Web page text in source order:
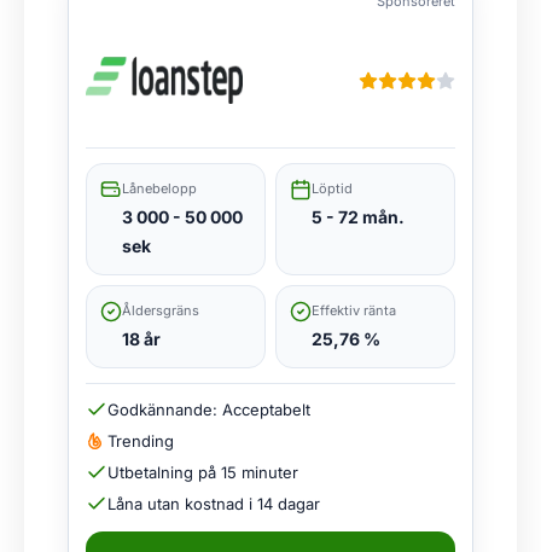
Lånebelopp
3 000 - 50 000
sek
Löptid
5 - 72 mån.
Åldersgräns
18 år
Effektiv ränta
25,76 %
Godkännande: Acceptabelt
Trending
Utbetalning på 15 minuter
Låna utan kostnad i 14 dagar